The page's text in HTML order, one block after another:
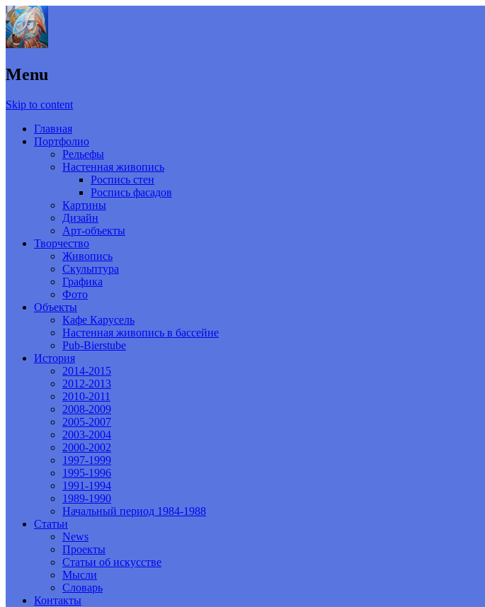
Menu
Skip to content
Главная
Портфолио
Рельефы
Настенная живопись
Роспись стен
Роспись фасадов
Картины
Дизайн
Арт-объекты
Творчество
Живопись
Скульптура
Графика
Фото
Объекты
Кафе Карусель
Настенная живопись в бассейне
Pub-Bierstube
История
2014-2015
2012-2013
2010-2011
2008-2009
2005-2007
2003-2004
2000-2002
1997-1999
1995-1996
1991-1994
1989-1990
Начальный период 1984-1988
Статьи
News
Проекты
Статьи об искусстве
Мысли
Словарь
Контакты